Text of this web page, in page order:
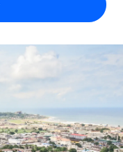
、管理
ーバルHR・給与処理ソ
ションと支払スピー